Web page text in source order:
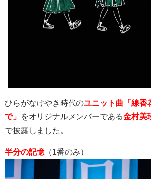
ひらがなけやき時代のユニット曲「線香
で」
をオリジナルメンバーである金村美
で披露しました。
半分の記憶（1番のみ）